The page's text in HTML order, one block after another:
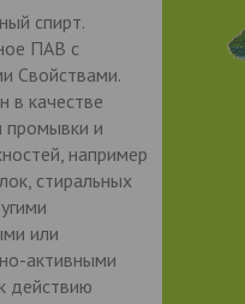
спирт.
ПАВ с
Свойствами.
в качестве
промывки и
например
стиральных
или
активными
действию